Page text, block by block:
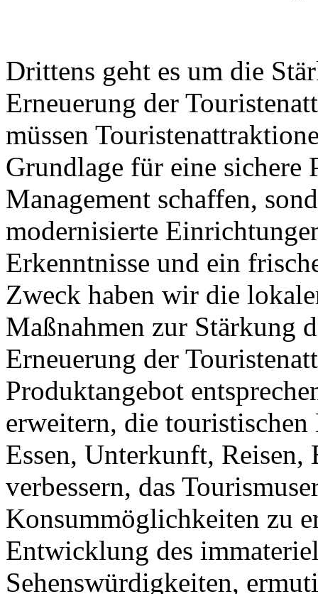
Drittens geht es um die
Erneuerung der
müssen
Grundlage für eine
Management schaffen,
modernisierte
Erkenntnisse und ein
Zweck haben wir die
Maßnahmen zur Stärkung
Erneuerung der
Produktangebot
erweitern, die
Essen, Unterkunft,
verbessern, das
Konsummöglichkeiten zu
Entwicklung des
Sehenswürdigkeiten,